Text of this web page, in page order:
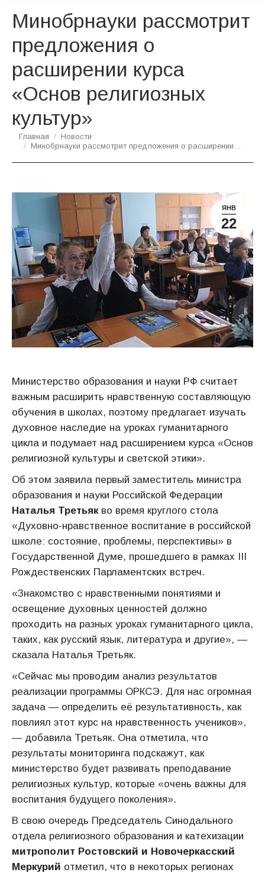
Минобрнауки рассмотрит
предложения о
расширении курса
«Основ религиозных
культур»
Вы здесь:
Главная
Новости
Минобрнауки рассмотрит предложения о расширении…
ЯНВ
22
Министерство образования и науки РФ считает
важным расширить нравственную составляющую
обучения в школах, поэтому предлагает изучать
духовное наследие на уроках гуманитарного
цикла и подумает над расширением курса «Основ
религиозной культуры и светской этики».
Об этом заявила первый заместитель министра
образования и науки Российской Федерации
Наталья Третьякво время круглого стола
«Духовно-нравственное воспитание в российской
школе: состояние, проблемы, перспективы» в
Государственной Думе, прошедшего в рамках III
Рождественских Парламентских встреч.
«Знакомство с нравственными понятиями и
освещение духовных ценностей должно
проходить на разных уроках гуманитарного цикла,
таких, как русский язык, литература и другие», —
сказала Наталья Третьяк.
«Сейчас мы проводим анализ результатов
реализации программы ОРКСЭ. Для нас огромная
задача — определить её результативность, как
повлиял этот курс на нравственность учеников»,
— добавила Третьяк. Она отметила, что
результаты мониторинга подскажут, как
министерство будет развивать преподавание
религиозных культур, которые «очень важны для
воспитания будущего поколения».
В свою очередь Председатель Синодального
отдела религиозного образования и катехизации
митрополит Ростовский и Новочеркасский
Меркурий отметил, что в некоторых регионах